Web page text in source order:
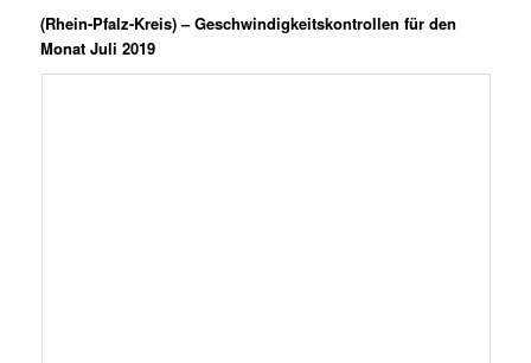
(Rhein-Pfalz-Kreis) – Geschwindigkeitskontrollen für den
Monat Juli 2019